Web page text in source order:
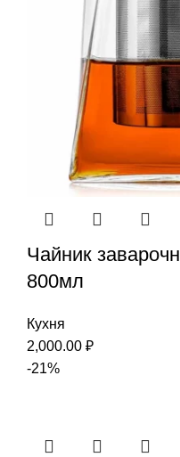
Чайник
800мл
Кухня
2,000.00 ₽
-21%